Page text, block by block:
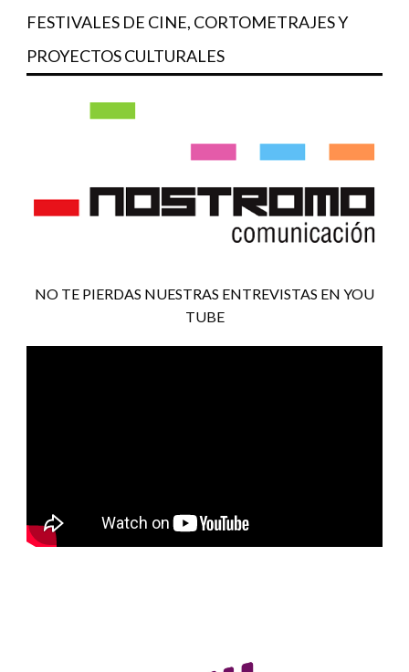
FESTIVALES DE CINE, CORTOMETRAJES Y
PROYECTOS CULTURALES
NO TE PIERDAS NUESTRAS ENTREVISTAS EN YOU
TUBE